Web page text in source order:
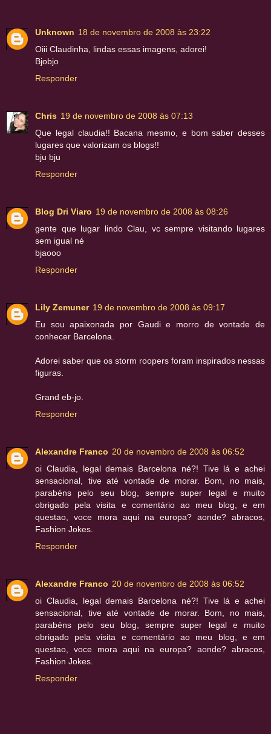
Unknown 18 de novembro de 2008 às 23:22
Oiii Claudinha, lindas essas imagens, adorei!
Bjobjo
Responder
Chris 19 de novembro de 2008 às 07:13
Que legal claudia!! Bacana mesmo, e bom saber desses
lugares que valorizam os blogs!!
bju bju
Responder
Blog Dri Viaro 19 de novembro de 2008 às 08:26
gente que lugar lindo Clau, vc sempre visitando lugares
sem igual né
bjaooo
Responder
Lily Zemuner 19 de novembro de 2008 às 09:17
Eu sou apaixonada por Gaudi e morro de vontade de
conhecer Barcelona.
Adorei saber que os storm roopers foram inspirados nessas
figuras.
Grand eb-jo.
Responder
Alexandre Franco 20 de novembro de 2008 às 06:52
oi Claudia, legal demais Barcelona né?! Tive lá e achei
sensacional, tive até vontade de morar. Bom, no mais,
parabéns pelo seu blog, sempre super legal e muito
obrigado pela visita e comentário ao meu blog, e em
questao, voce mora aqui na europa? aonde? abracos,
Fashion Jokes.
Responder
Alexandre Franco 20 de novembro de 2008 às 06:52
oi Claudia, legal demais Barcelona né?! Tive lá e achei
sensacional, tive até vontade de morar. Bom, no mais,
parabéns pelo seu blog, sempre super legal e muito
obrigado pela visita e comentário ao meu blog, e em
questao, voce mora aqui na europa? aonde? abracos,
Fashion Jokes.
Responder